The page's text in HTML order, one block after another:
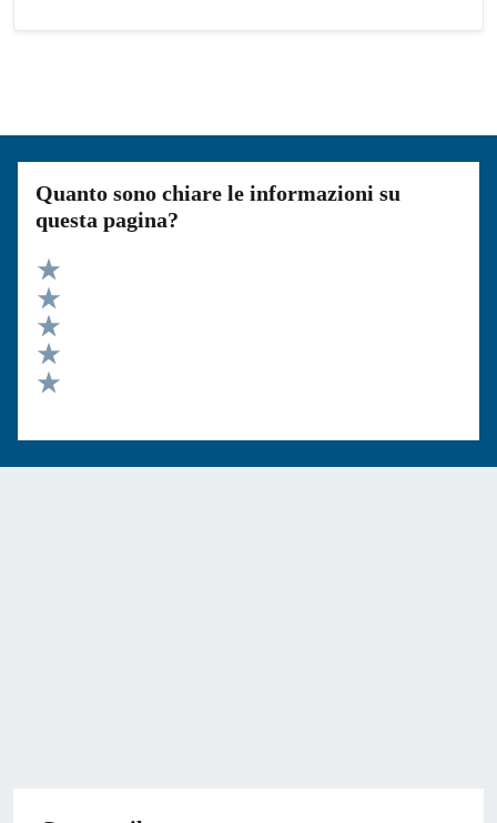
Quanto sono chiare le informazioni su
questa pagina?
Valuta 5 stelle su 5
Valuta 4 stelle su 5
Valuta 3 stelle su 5
Valuta 2 stelle su 5